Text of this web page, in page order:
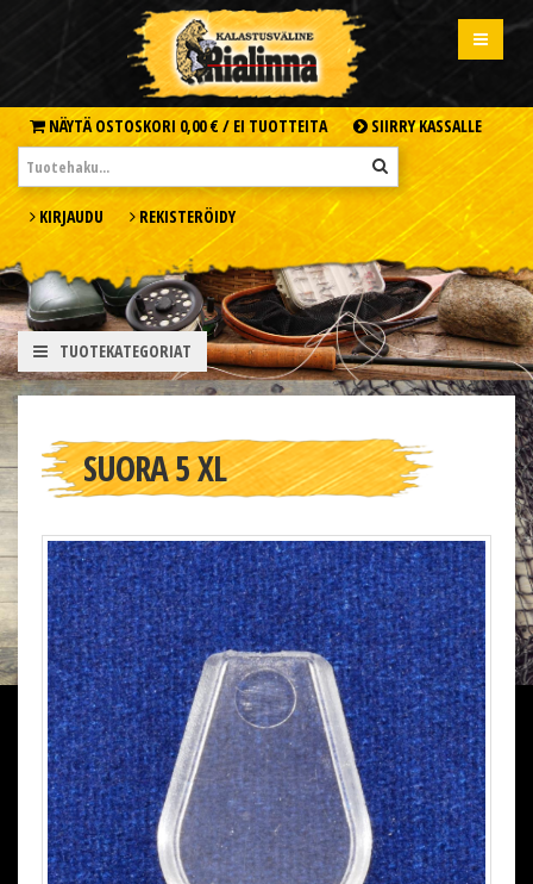
NÄYTÄ OSTOSKORI 0,00 € / EI TUOTTEITA SIIRRY KASSALLE
KIRJAUDU REKISTERÖIDY
TUOTEKATEGORIAT
SUORA 5 XL